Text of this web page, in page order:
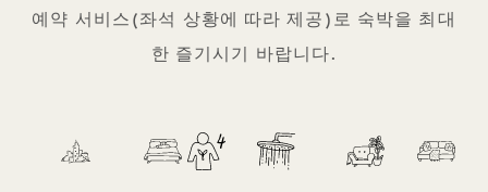
예약 서비스(좌석 상황에 따라 제공)로 숙박을 최대
한 즐기시기 바랍니다.